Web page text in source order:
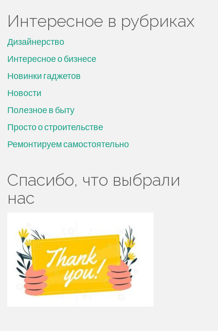
Интересное в рубриках
Дизайнерство
Интересное о бизнесе
Новинки гаджетов
Новости
Полезное в быту
Просто о строительстве
Ремонтируем самостоятельно
Спасибо, что выбрали
нас